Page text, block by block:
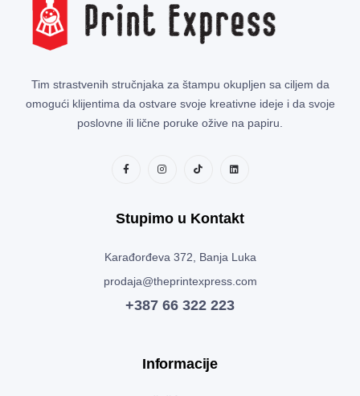
Tim strastvenih stručnjaka za štampu okupljen sa ciljem da
omogući klijentima da ostvare svoje kreativne ideje i da svoje
poslovne ili lične poruke ožive na papiru.
Stupimo u Kontakt
Karađorđeva 372, Banja Luka
prodaja@theprintexpress.com
+387 66 322 223
Informacije